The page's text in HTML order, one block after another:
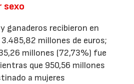
sexo
ganaderos recibieron en
millones de euros;
millones (72,73%) fue
que 950,56 millones
a mujeres